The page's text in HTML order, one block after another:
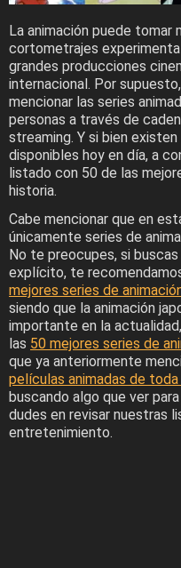
La animación puede tomar
cortometrajes
grandes producciones
internacional. Por
mencionar las series
personas a través de
streaming. Y si bien
disponibles hoy en día, a
listado con 50 de las
historia.
Cabe mencionar que en
únicamente series de
No te preocupes, si
explícito, te
mejores series de
siendo que la animación
importante en la
las 50 mejores series de
que ya anteriormente
películas animadas de
buscando algo que ver
dudes en revisar nuestras
entretenimiento.